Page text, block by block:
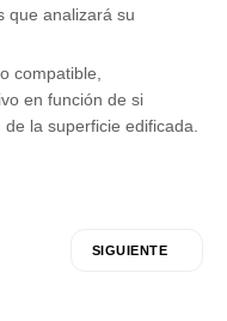
que analizará su
compatible,
en función de si
la superficie edificada.
SIGUIENTE